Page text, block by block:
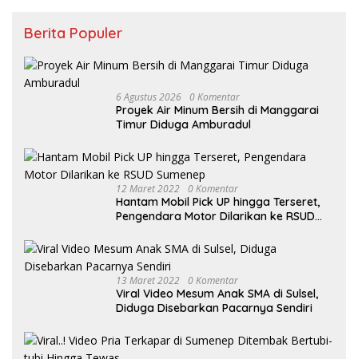
Berita Populer
6 Agustus 2026 0 Komentar
Proyek Air Minum Bersih di Manggarai
Timur Diduga Amburadul
12 Maret 2022 0 Komentar
Hantam Mobil Pick UP hingga Terseret,
Pengendara Motor Dilarikan ke RSUD
13 Maret 2022 0 Komentar
Viral Video Mesum Anak SMA di Sulsel,
Diduga Disebarkan Pacarnya Sendiri